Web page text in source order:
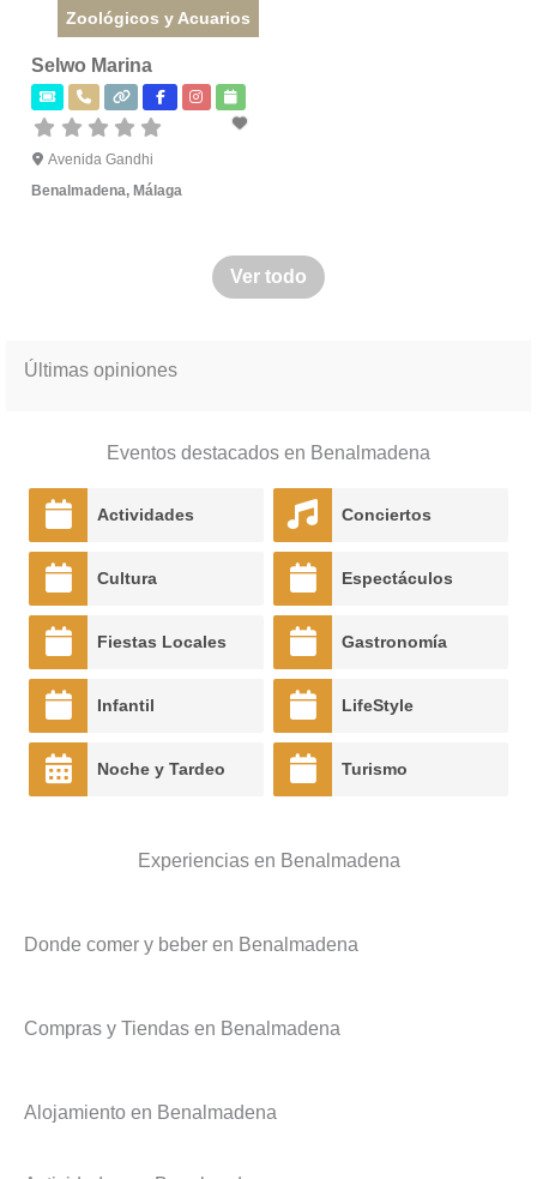
Zoológicos y Acuarios
Selwo Marina
Avenida Gandhi
Benalmadena, Málaga
Ver todo
Últimas opiniones
Eventos destacados en Benalmadena
Actividades Conciertos
Cultura Espectáculos
Fiestas Locales Gastronomía
Infantil LifeStyle
Noche y Tardeo Turismo
Experiencias en Benalmadena
Donde comer y beber en Benalmadena
Compras y Tiendas en Benalmadena
Alojamiento en Benalmadena